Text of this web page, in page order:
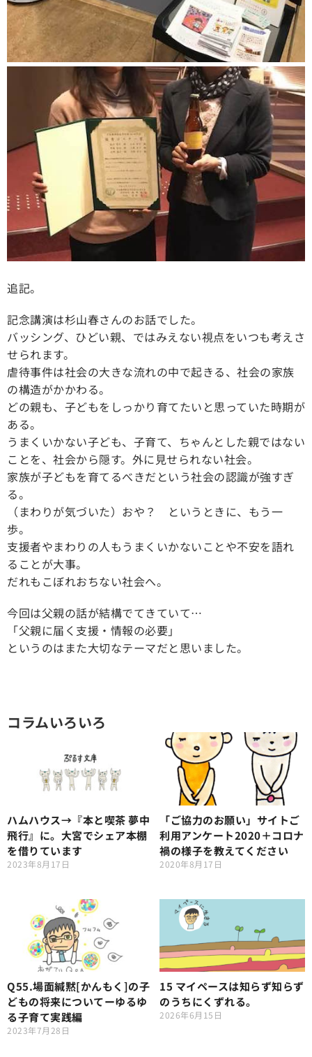
追記。
記念講演は杉山春さんのお話でした。
バッシング、ひどい親、ではみえない視点をいつも考えさ
せられます。
虐待事件は社会の大きな流れの中で起きる、社会の家族
の構造がかかわる。
どの親も、子どもをしっかり育てたいと思っていた時期が
ある。
うまくいかない子ども、子育て、ちゃんとした親ではない
ことを、社会から隠す。外に見せられない社会。
家族が子どもを育てるべきだという社会の認識が強すぎ
る。
（まわりが気づいた）おや？ というときに、もう一
歩。
支援者やまわりの人もうまくいかないことや不安を語れ
ることが大事。
だれもこぼれおちない社会へ。
今回は父親の話が結構でてきていて…
「父親に届く支援・情報の必要」
というのはまた大切なテーマだと思いました。
コラムいろいろ
ハムハウス→『本と喫茶 夢中
飛行』に。大宮でシェア本棚
を借りています
2023年8月17日
「ご協力のお願い」サイトご
利用アンケート2020＋コロナ
禍の様子を教えてください
2020年8月17日
Q55.場面緘黙[かんもく]の子
どもの将来についてーゆるゆ
る子育て実践編
2023年7月28日
15 マイペースは知らず知らず
のうちにくずれる。
2026年6月15日